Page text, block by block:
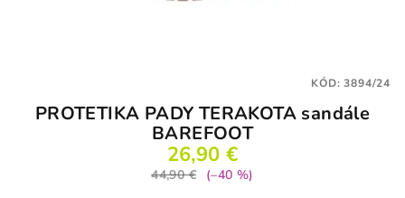
PROTETIKA PADY TERAKOTA sandále
BAREFOOT
26,90 €
44,90 €
(–40 %)
KÓD:3894/24